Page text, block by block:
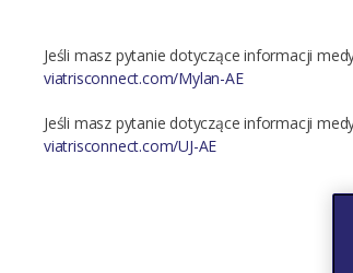
Jeśli masz pytanie dotyczące informacji
viatrisconnect.com/Mylan-AE
Jeśli masz pytanie dotyczące informacji
viatrisconnect.com/UJ-AE